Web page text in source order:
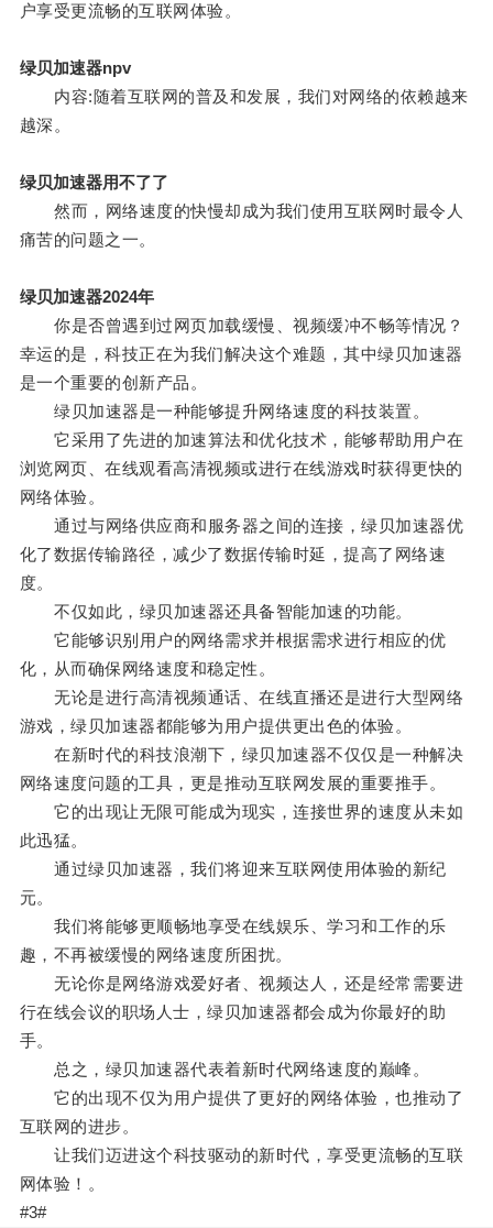
户享受更流畅的互联网体验。
绿贝加速器npv
内容:随着互联网的普及和发展，我们对网络的依赖越来
越深。
绿贝加速器用不了了
然而，网络速度的快慢却成为我们使用互联网时最令人
痛苦的问题之一。
绿贝加速器2024年
你是否曾遇到过网页加载缓慢、视频缓冲不畅等情况？
幸运的是，科技正在为我们解决这个难题，其中绿贝加速器
是一个重要的创新产品。
绿贝加速器是一种能够提升网络速度的科技装置。
它采用了先进的加速算法和优化技术，能够帮助用户在
浏览网页、在线观看高清视频或进行在线游戏时获得更快的
网络体验。
通过与网络供应商和服务器之间的连接，绿贝加速器优
化了数据传输路径，减少了数据传输时延，提高了网络速
度。
不仅如此，绿贝加速器还具备智能加速的功能。
它能够识别用户的网络需求并根据需求进行相应的优
化，从而确保网络速度和稳定性。
无论是进行高清视频通话、在线直播还是进行大型网络
游戏，绿贝加速器都能够为用户提供更出色的体验。
在新时代的科技浪潮下，绿贝加速器不仅仅是一种解决
网络速度问题的工具，更是推动互联网发展的重要推手。
它的出现让无限可能成为现实，连接世界的速度从未如
此迅猛。
通过绿贝加速器，我们将迎来互联网使用体验的新纪
元。
我们将能够更顺畅地享受在线娱乐、学习和工作的乐
趣，不再被缓慢的网络速度所困扰。
无论你是网络游戏爱好者、视频达人，还是经常需要进
行在线会议的职场人士，绿贝加速器都会成为你最好的助
手。
总之，绿贝加速器代表着新时代网络速度的巅峰。
它的出现不仅为用户提供了更好的网络体验，也推动了
互联网的进步。
让我们迈进这个科技驱动的新时代，享受更流畅的互联
网体验！。
#3#